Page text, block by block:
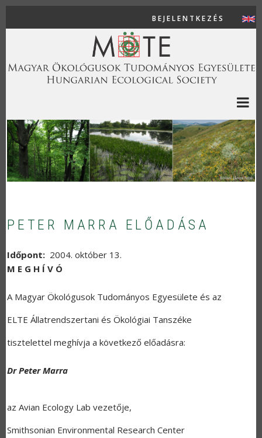
Ugrás a tartalomra
USER
BEJELENTKEZÉS
PETER MARRA ELŐADÁSA
Időpont
2004. október 13.
M E G H Í V Ó
A Magyar Ökológusok Tudományos Egyesülete és az
ELTE Állatrendszertani és Ökológiai Tanszéke
tisztelettel meghívja a következő előadásra:
Dr Peter Marra
az Avian Ecology Lab vezetője,
Smithsonian Environmental Research Center